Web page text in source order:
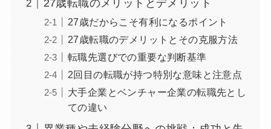
27歳転職のメリットとデメリット
27歳だからこそ有利になるポイント
27歳転職のデメリットとその克服方法
転職先選びでの重要な判断基準
2回目の転職が持つ特別な意味と注意点
大手企業とベンチャー企業の転職先とし
ての違い